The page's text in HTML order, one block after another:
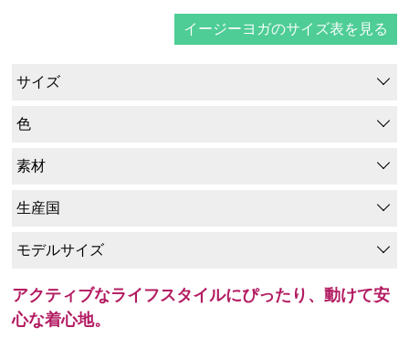
イージーヨガのサイズ表を見る
サイズ
色
素材
生産国
モデルサイズ
アクティブなライフスタイルにぴったり、動けて安
心な着心地。